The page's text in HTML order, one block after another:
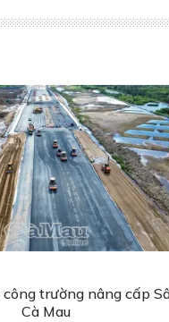
trường nâng cấp
Cà Mau